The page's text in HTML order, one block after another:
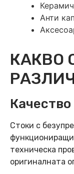
Анти
КАКВО
Стоки с
техническа
оригиналната